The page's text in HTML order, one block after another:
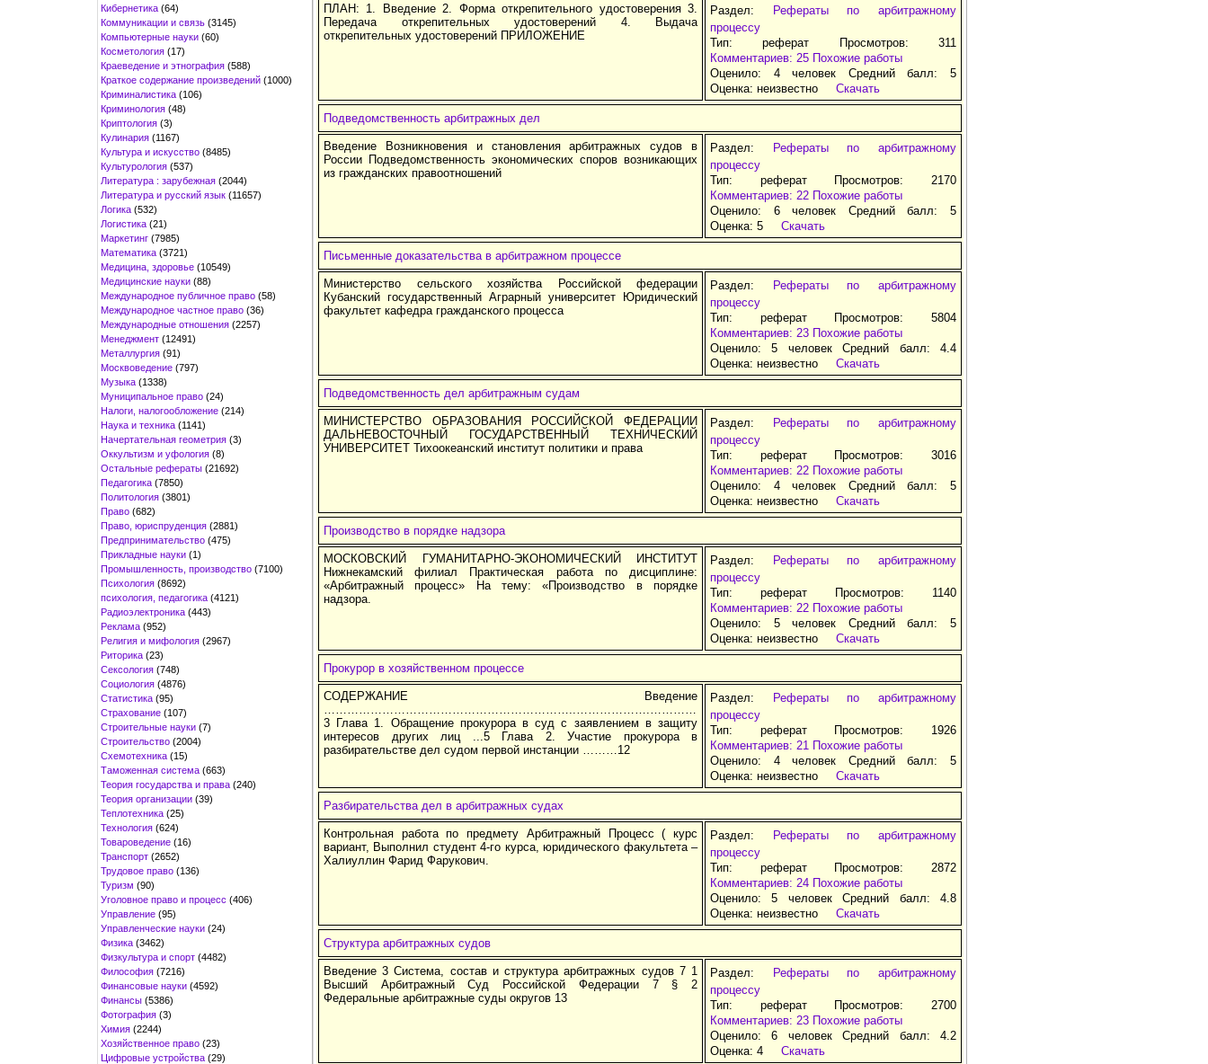
Кибернетика (64)
Коммуникации и связь (3145)
Компьютерные науки (60)
Косметология (17)
Краеведение и этнография (588)
Краткое содержание произведений (1000)
Криминалистика (106)
Криминология (48)
Криптология (3)
Кулинария (1167)
Культура и искусство (8485)
Культурология (537)
Литература : зарубежная (2044)
Литература и русский язык (11657)
Логика (532)
Логистика (21)
Маркетинг (7985)
Математика (3721)
Медицина, здоровье (10549)
Медицинские науки (88)
Международное публичное право (58)
Международное частное право (36)
Международные отношения (2257)
Менеджмент (12491)
Металлургия (91)
Москвоведение (797)
Музыка (1338)
Муниципальное право (24)
Налоги, налогообложение (214)
Наука и техника (1141)
Начертательная геометрия (3)
Оккультизм и уфология (8)
Остальные рефераты (21692)
Педагогика (7850)
Политология (3801)
Право (682)
Право, юриспруденция (2881)
Предпринимательство (475)
Прикладные науки (1)
Промышленность, производство (7100)
Психология (8692)
психология, педагогика (4121)
Радиоэлектроника (443)
Реклама (952)
Религия и мифология (2967)
Риторика (23)
Сексология (748)
Социология (4876)
Статистика (95)
Страхование (107)
Строительные науки (7)
Строительство (2004)
Схемотехника (15)
Таможенная система (663)
Теория государства и права (240)
Теория организации (39)
Теплотехника (25)
Технология (624)
Товароведение (16)
Транспорт (2652)
Трудовое право (136)
Туризм (90)
Уголовное право и процесс (406)
Управление (95)
Управленческие науки (24)
Физика (3462)
Физкультура и спорт (4482)
Философия (7216)
Финансовые науки (4592)
Финансы (5386)
Фотография (3)
Химия (2244)
Хозяйственное право (23)
Цифровые устройства (29)
ПЛАН: 1. Введение 2. Форма открепительного удостоверения 3.
Передача открепительных удостоверений 4. Выдача
открепительных удостоверений ПРИЛОЖЕНИЕ
Раздел: Рефераты по арбитражному
процессу
Тип: реферат Просмотров: 311
Комментариев: 25 Похожие работы
Оценило: 4 человек Средний балл: 5
Оценка: неизвестно Скачать
Подведомственность арбитражных дел
Введение Возникновения и становления арбитражных судов в
России Подведомственность экономических споров возникающих
из гражданских правоотношений
Раздел: Рефераты по арбитражному
процессу
Тип: реферат Просмотров: 2170
Комментариев: 22 Похожие работы
Оценило: 6 человек Средний балл: 5
Оценка: 5 Скачать
Письменные доказательства в арбитражном процессе
Министерство сельского хозяйства Российской федерации
Кубанский государственный Аграрный университет Юридический
факультет кафедра гражданского процесса
Раздел: Рефераты по арбитражному
процессу
Тип: реферат Просмотров: 5804
Комментариев: 23 Похожие работы
Оценило: 5 человек Средний балл: 4.4
Оценка: неизвестно Скачать
Подведомственность дел арбитражным судам
МИНИСТЕРСТВО ОБРАЗОВАНИЯ РОССИЙСКОЙ ФЕДЕРАЦИИ
ДАЛЬНЕВОСТОЧНЫЙ ГОСУДАРСТВЕННЫЙ ТЕХНИЧЕСКИЙ
УНИВЕРСИТЕТ Тихоокеанский институт политики и права
Раздел: Рефераты по арбитражному
процессу
Тип: реферат Просмотров: 3016
Комментариев: 22 Похожие работы
Оценило: 4 человек Средний балл: 5
Оценка: неизвестно Скачать
Производство в порядке надзора
МОСКОВСКИЙ ГУМАНИТАРНО-ЭКОНОМИЧЕСКИЙ ИНСТИТУТ
Нижнекамский филиал Практическая работа по дисциплине:
«Арбитражный процесс» На тему: «Производство в порядке
надзора.
Раздел: Рефераты по арбитражному
процессу
Тип: реферат Просмотров: 1140
Комментариев: 22 Похожие работы
Оценило: 5 человек Средний балл: 5
Оценка: неизвестно Скачать
Прокурор в хозяйственном процессе
СОДЕРЖАНИЕ Введение
3 Глава 1. Обращение прокурора в суд с заявлением в защиту
интересов других лиц ...5 Глава 2. Участие прокурора в
разбирательстве дел судом первой инстанции ………12
Раздел: Рефераты по арбитражному
процессу
Тип: реферат Просмотров: 1926
Комментариев: 21 Похожие работы
Оценило: 4 человек Средний балл: 5
Оценка: неизвестно Скачать
Разбирательства дел в арбитражных судах
Контрольная работа по предмету Арбитражный Процесс ( курс
вариант, Выполнил студент 4-го курса, юридического факультета –
Халиуллин Фарид Фарукович.
Раздел: Рефераты по арбитражному
процессу
Тип: реферат Просмотров: 2872
Комментариев: 24 Похожие работы
Оценило: 5 человек Средний балл: 4.8
Оценка: неизвестно Скачать
Структура арбитражных судов
Введение 3 Система, состав и структура арбитражных судов 7 1
Высший Арбитражный Суд Российской Федерации 7 § 2
Федеральные арбитражные суды округов 13
Раздел: Рефераты по арбитражному
процессу
Тип: реферат Просмотров: 2700
Комментариев: 23 Похожие работы
Оценило: 6 человек Средний балл: 4.2
Оценка: 4 Скачать